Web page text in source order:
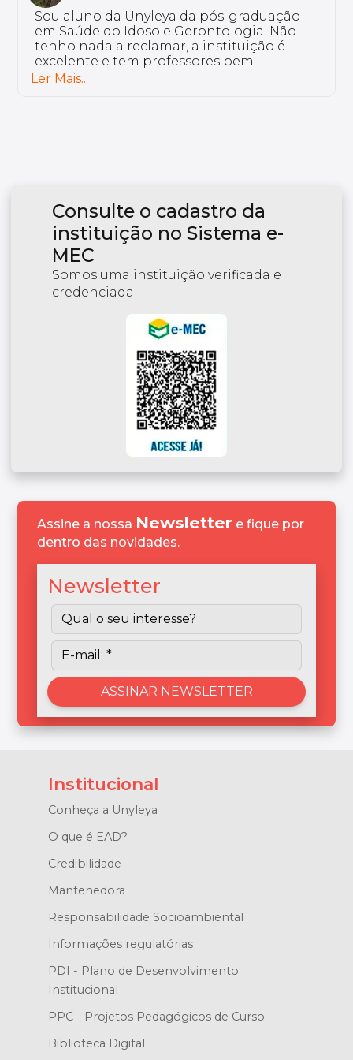
Sou aluno da Unyleya da pós-graduação
em Saúde do Idoso e Gerontologia. Não
tenho nada a reclamar, a instituição é
excelente e tem professores bem
preparados.
Ler Mais...
Consulte o cadastro da
instituição no Sistema e-
MEC
Somos uma instituição verificada e
credenciada
Assine a nossa Newsletter e fique por
dentro das novidades.
Newsletter
Institucional
Conheça a Unyleya
O que é EAD?
Credibilidade
Mantenedora
Responsabilidade Socioambiental
Informações regulatórias
PDI - Plano de Desenvolvimento
Institucional
PPC - Projetos Pedagógicos de Curso
Biblioteca Digital